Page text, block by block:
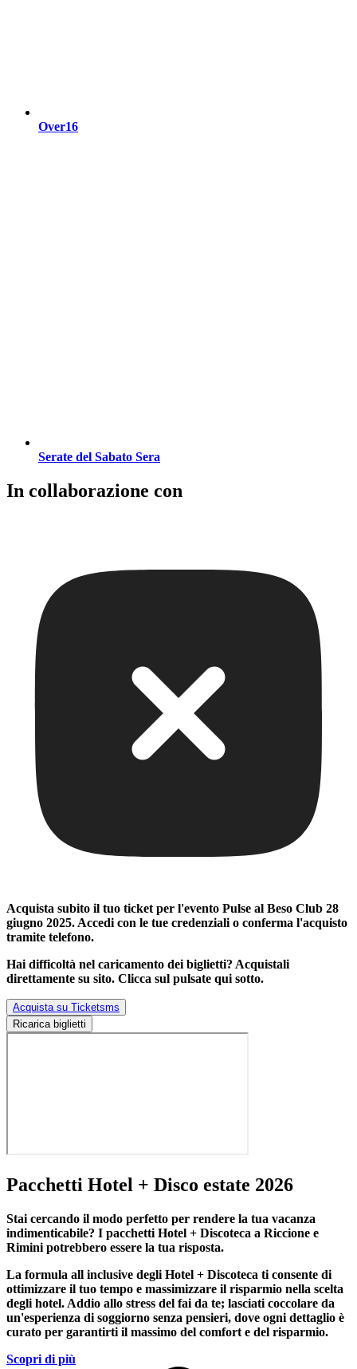
Over16
Serate del Sabato Sera
In collaborazione con
Acquista subito il tuo ticket per l'evento Pulse al Beso Club 28
giugno 2025. Accedi con le tue credenziali o conferma l'acquisto
tramite telefono.
Hai difficoltà nel caricamento dei biglietti? Acquistali
direttamente su sito. Clicca sul pulsate qui sotto.
Acquista su Ticketsms
Ricarica biglietti
Pacchetti Hotel + Disco estate 2026
Stai cercando il modo perfetto per rendere la tua vacanza
indimenticabile? I pacchetti Hotel + Discoteca a Riccione e
Rimini potrebbero essere la tua risposta.
La formula all inclusive degli Hotel + Discoteca ti consente di
ottimizzare il tuo tempo e massimizzare il risparmio nella scelta
degli hotel. Addio allo stress del fai da te; lasciati coccolare da
un'esperienza di soggiorno senza pensieri, dove ogni dettaglio è
curato per garantirti il massimo del comfort e del risparmio.
Scopri di più